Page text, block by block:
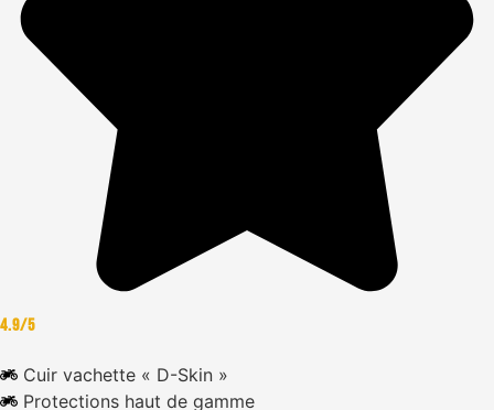
4.9/5
Cuir vachette « D-Skin »
Protections haut de gamme